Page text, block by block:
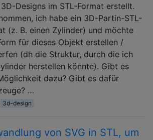
Designs im STL-Format erstellt.
ich habe ein 3D-Partin-STL-
(z. B. einen Zylinder) und möchte
für dieses Objekt erstellen /
(dh die Struktur, durch die ich
herstellen könnte). Gibt es
dazu? Gibt es dafür
…
3d-design
von SVG in STL, um